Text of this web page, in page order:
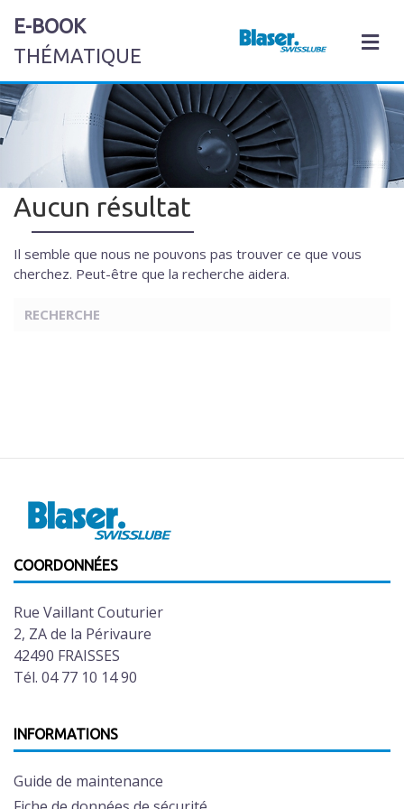
E-BOOK
THÉMATIQUE
Aucun résultat
Il semble que nous ne pouvons pas trouver ce que vous
cherchez. Peut-être que la recherche aidera.
COORDONNÉES
Rue Vaillant Couturier
2, ZA de la Périvaure
42490 FRAISSES
Tél. 04 77 10 14 90
INFORMATIONS
Guide de maintenance